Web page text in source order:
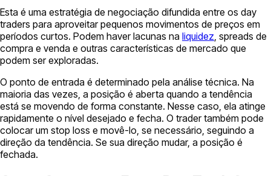
Esta é uma estratégia de negociação difundida entre os day
traders para aproveitar pequenos movimentos de preços em
períodos curtos. Podem haver lacunas na liquidez, spreads de
compra e venda e outras características de mercado que
podem ser exploradas.
O ponto de entrada é determinado pela análise técnica. Na
maioria das vezes, a posição é aberta quando a tendência
está se movendo de forma constante. Nesse caso, ela atinge
rapidamente o nível desejado e fecha. O trader também pode
colocar um stop loss e movê-lo, se necessário, seguindo a
direção da tendência. Se sua direção mudar, a posição é
fechada.